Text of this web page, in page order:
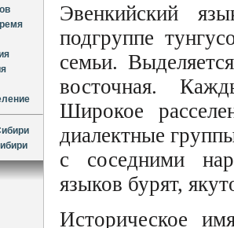
Эвенкийский
подгруппе
семьи.
восточная.
Широкое
диалектные
с соседними
языков бурят,
Историческое